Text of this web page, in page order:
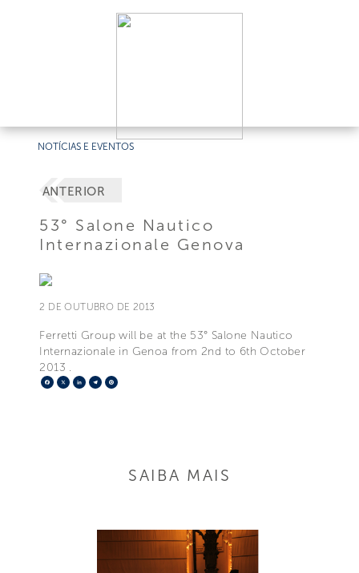
NOTÍCIAS E EVENTOS
ANTERIOR
53° Salone Nautico
Internazionale Genova
2 DE OUTUBRO DE 2013
Ferretti Group will be at the 53° Salone Nautico
Internazionale in Genoa from 2nd to 6th October
2013 .
Facebook
X LinkedIn
Telegram
SAIBA MAIS